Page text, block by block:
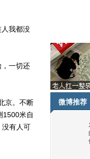
我都没
一切还
京。不断
1500米自
没有人可
微博推荐